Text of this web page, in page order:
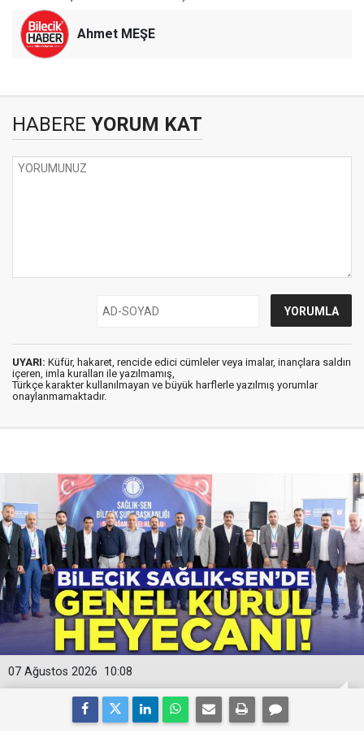
Ahmet MEŞE
HABERE YORUM KAT
UYARI: Küfür, hakaret, rencide edici cümleler veya imalar, inançlara saldırı
içeren, imla kuralları ile yazılmamış,
Türkçe karakter kullanılmayan ve büyük harflerle yazılmış yorumlar
onaylanmamaktadır.
10:08
07 Ağustos 2026